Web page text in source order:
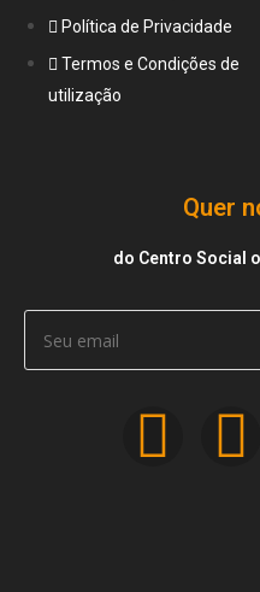
Política de Privacidade
Termos e Condições de
utilização
Quer
do Centro Social